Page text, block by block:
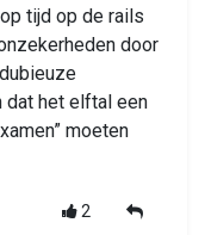
tijd op de rails
door
dat het elftal een
moeten
2